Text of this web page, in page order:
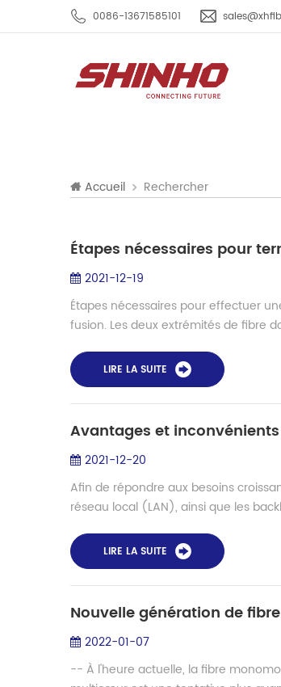
0086-13671585101
Accueil Rechercher
Étapes nécessaires pour
2021-12-19
Étapes nécessaires pour effectuer
fusion. Les deux extrémités de fibre
LIRE LA SUITE
Avantages et
2021-12-20
Afin de répondre aux besoins
réseau local (LAN), ainsi que les
LIRE LA SUITE
2022-01-07
-- À l'heure actuelle, la fibre